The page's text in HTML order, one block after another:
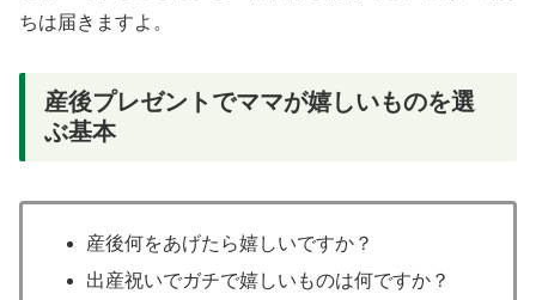
ちは届きますよ。
産後プレゼントでママが嬉しいものを選
ぶ基本
産後何をあげたら嬉しいですか？
出産祝いでガチで嬉しいものは何ですか？